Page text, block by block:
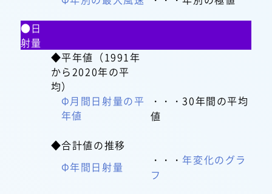
●日
射量
◆平年値（1991年
から2020年の平
均）
Φ月間日射量の平
年値
・・・30年間の平均
値
◆合計値の推移
Φ年間日射量
・・・年変化のグラ
フ